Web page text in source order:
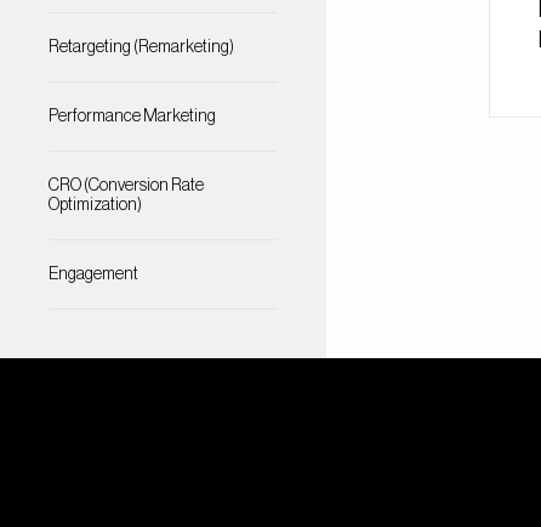
Retargeting (Remarketing)
Performance Marketing
CRO (Conversion Rate
Optimization)
Engagement